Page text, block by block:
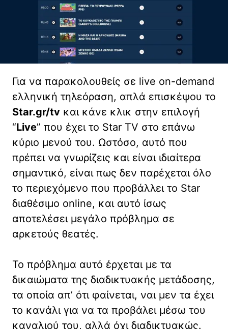
Για να παρακολουθείς σε live on-demand
ελληνική τηλεόραση, απλά επισκέψου το
Star.gr/tv και κάνε κλικ στην επιλογή
“Live” που έχει το Star TV στο επάνω
κύριο μενού του. Ωστόσο, αυτό που
πρέπει να γνωρίζεις και είναι ιδιαίτερα
σημαντικό, είναι πως δεν παρέχεται όλο
το περιεχόμενο που προβάλλει το Star
διαθέσιμο online, και αυτό ίσως
αποτελέσει μεγάλο πρόβλημα σε
αρκετούς θεατές.
Το πρόβλημα αυτό έρχεται με τα
δικαιώματα της διαδικτυακής μετάδοσης,
τα οποία απ’ ότι φαίνεται, ναι μεν τα έχει
το κανάλι για να τα προβάλει μέσω του
καναλιού του, αλλά όχι διαδικτυακώς.